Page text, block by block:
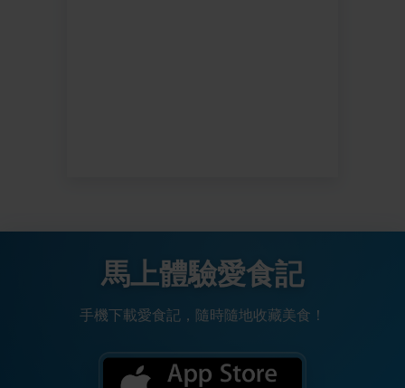
馬上體驗愛食記
手機下載愛食記，隨時隨地收藏美食！